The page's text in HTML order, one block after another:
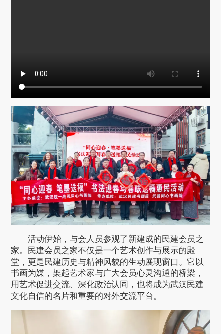
活动伊始，与会人员参观了新建成的民建会员之
家。民建会员之家不仅是一个艺术创作与展示的殿
堂，更是民建历史与精神风貌的生动展现窗口。它以
书画为媒，架起艺术家与广大会员心灵沟通的桥梁，
用艺术促进交流、深化政治认同，也将成为武汉民建
文化自信的名片和重要的对外交流平台。